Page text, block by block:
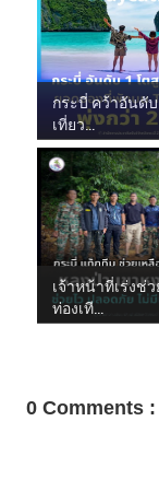
กระบี่ คว้าอันดับ
เที่ยว...
เจ้าหน้าที่เร่งช่
ท่องเที...
0 Comments :